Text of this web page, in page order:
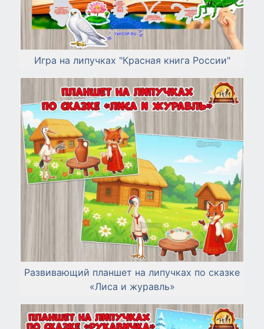
Игра на липучках "Красная книга России"
Развивающий планшет на липучках по сказке
«Лиса и журавль»